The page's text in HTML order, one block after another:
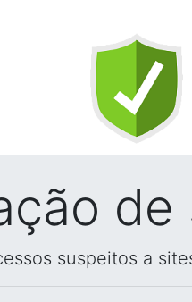
de
suspeitos a